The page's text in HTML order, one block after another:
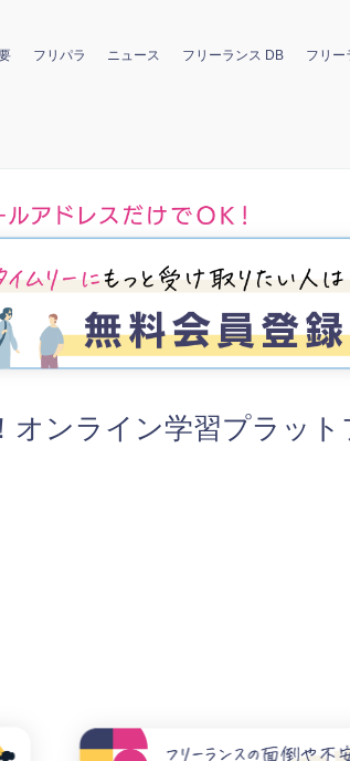
フリパラ ニュース フリーランス DB フリー
オンライン学習プラット